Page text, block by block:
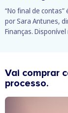
“No final de
por Sara Antunes,
Finanças.
Vai comprar
processo.